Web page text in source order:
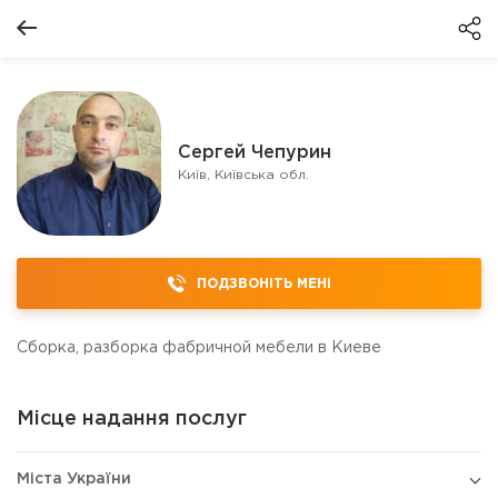
Сергей Чепурин
Київ, Київська обл.
ПОДЗВОНІТЬ МЕНІ
Сборка, разборка фабричной мебели в Киеве
Місце надання послуг
Міста України